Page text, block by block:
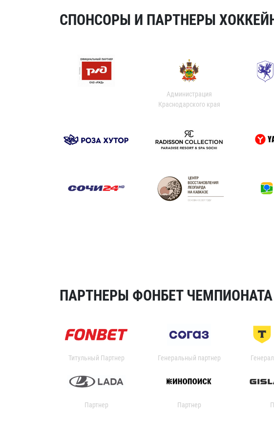
СПОНСОРЫ И ПАРТНЕРЫ
Администрация
Краснодарского края
ПАРТНЕРЫ ФОНБЕТ ЧЕМПИОНАТА
Титульный Партнер Генеральный партнер
Партнер Партнер